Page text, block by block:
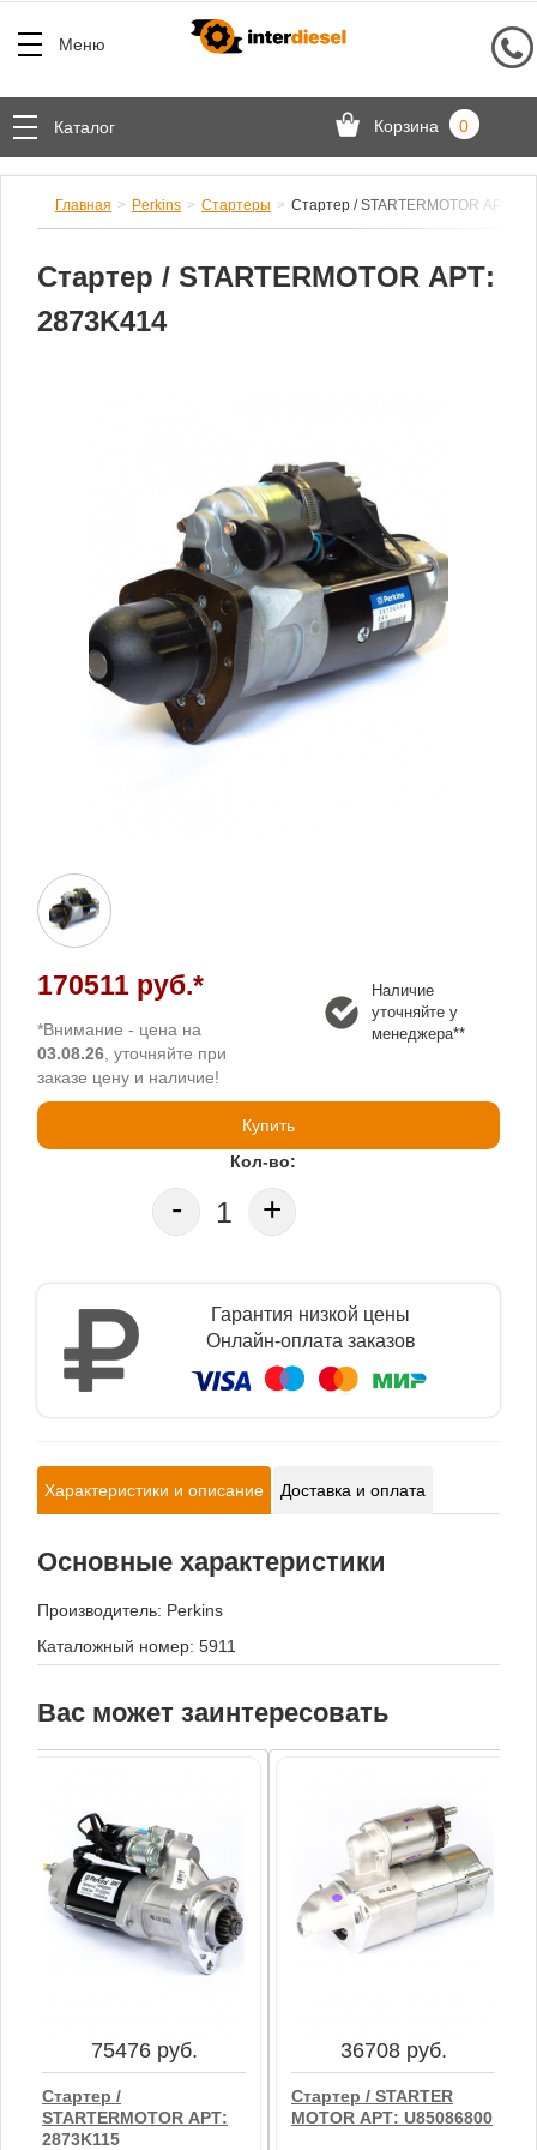
Меню
Каталог Корзина 0
Главная Perkins Стартеры Стартер / STARTERMOTOR АРТ:
Стартер / STARTERMOTOR АРТ:
2873K414
170511 руб.*
*Внимание - цена на
03.08.26 , уточняйте при
заказе цену и наличие!
Наличие
уточняйте у
менеджера**
Купить
Кол-во:
- +
Гарантия низкой цены
Онлайн-оплата заказов
Характеристики и описание Доставка и оплата
Основные характеристики
Производитель: Perkins
Каталожный номер: 5911
Вас может заинтересовать
75476 руб.
Стартер /
STARTERMOTOR АРТ:
2873K115
36708 руб.
Стартер / STARTER
MOTOR АРТ: U85086800